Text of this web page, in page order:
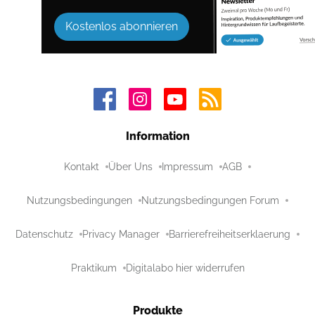
Kostenlos abonnieren
Information
Kontakt Über Uns Impressum AGB
Nutzungsbedingungen Nutzungsbedingungen Forum
Datenschutz Privacy Manager Barrierefreiheitserklaerung
Praktikum Digitalabo hier widerrufen
Produkte